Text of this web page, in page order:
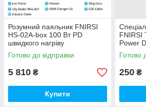
Розумний паяльник FNIRSI
HS-02A-box 100 Вт PD
швидкого нагріву
Готово до відправки
5 810 ₴
Купити
FNIRSI
Power
Готово
250 ₴